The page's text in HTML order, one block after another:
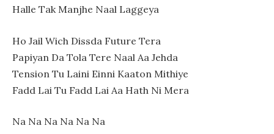
Halle Tak Manjhe Naal Laggeya
Ho Jail Wich Dissda Future Tera
Papiyan Da Tola Tere Naal Aa Jehda
Tension Tu Laini Einni Kaaton Mithiye
Fadd Lai Tu Fadd Lai Aa Hath Ni Mera
Na Na Na Na Na Na